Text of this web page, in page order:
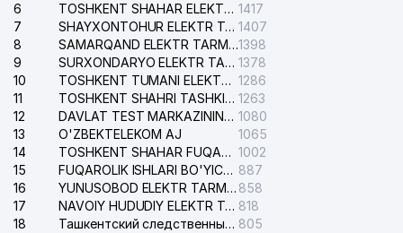
6
TOSHKENT SHAHAR ELEKTR TARMOQLARI KORXONASI AJ 1417
7
SHAYXONTOHUR ELEKTR TARMOG'I NOSOZLIKLARINI TUZATISH XIZMATI 1407
8
SAMARQAND ELEKTR TARMOQLARI AJ1398
9
SURXONDARYO ELEKTR TARMOQLARI AJ 1378
10
TOSHKENT TUMANI ELEKTR TARMOG'I AVARIYA XIZMATI 1286
11
TOSHKENT SHAHRI TASHKILOT TELEFONLARI HAQIDA MA'LUMOT BYUROSI 1263
12
DAVLAT TEST MARKAZINING ISHONCH TELEFONLARI 1080
13
O'ZBEKTELEKOM AJ
1065
14
TOSHKENT SHAHAR FUQAROLIK ISHLARI BO'YICHA SUDI 1002
15
FUQAROLIK ISHLARI BO'YICHA YAKKASAROY TUMANLARARO SUDI 887
16
YUNUSOBOD ELEKTR TARMOG'I NOSOZLIKLARI XIZMATI 858
17
NAVOIY HUDUDIY ELEKTR TARMOQLARI KORXONASI AJ 818
18
Ташкентский следственный изолятор 805